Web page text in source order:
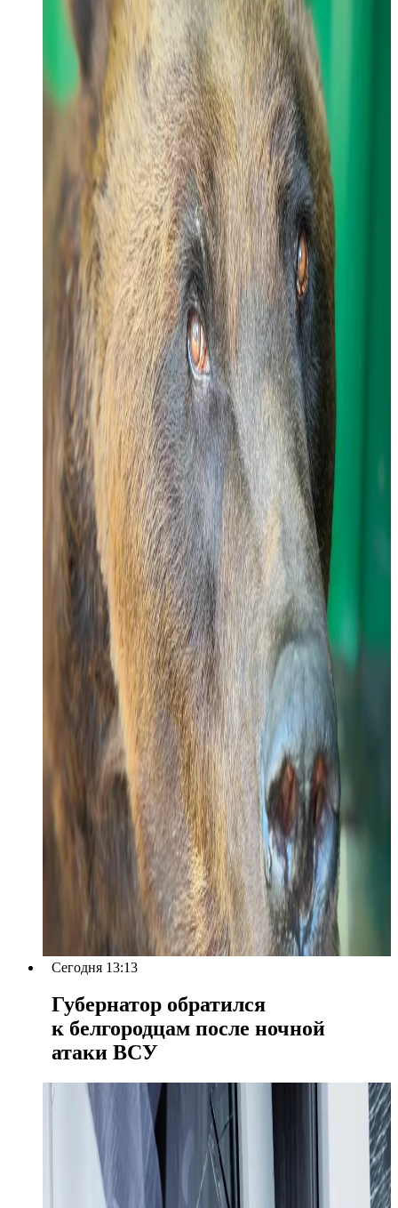
Сегодня 13:13
Губернатор обратился
к белгородцам после ночной
атаки ВСУ